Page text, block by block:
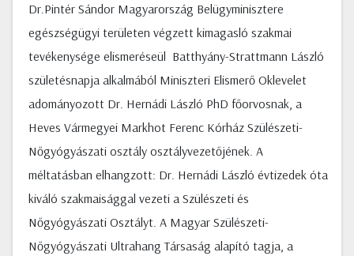
Dr.Pintér Sándor Magyarország Belügyminisztere
egészségügyi területen végzett kimagasló szakmai
tevékenysége elismeréseül Batthyány-Strattmann László
születésnapja alkalmából Miniszteri Elismerő Oklevelet
adományozott Dr. Hernádi László PhD főorvosnak, a
Heves Vármegyei Markhot Ferenc Kórház Szülészeti-
Nőgyógyászati osztály osztályvezetőjének. A
méltatásban elhangzott: Dr. Hernádi László évtizedek óta
kiváló szakmaisággal vezeti a Szülészeti és
Nőgyógyászati Osztályt. A Magyar Szülészeti-
Nőgyógyászati Ultrahang Társaság alapító tagja, a